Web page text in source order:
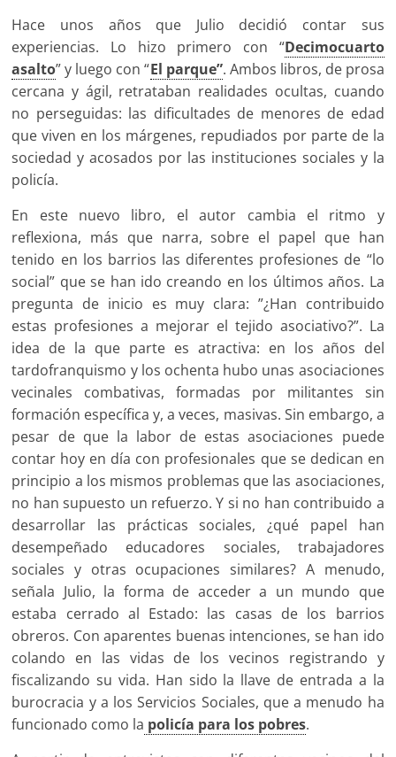
Hace unos años que Julio decidió contar sus
experiencias. Lo hizo primero con “Decimocuarto
asalto” y luego con “El parque”. Ambos libros, de prosa
cercana y ágil, retrataban realidades ocultas, cuando
no perseguidas: las dificultades de menores de edad
que viven en los márgenes, repudiados por parte de la
sociedad y acosados por las instituciones sociales y la
policía.
En este nuevo libro, el autor cambia el ritmo y
reflexiona, más que narra, sobre el papel que han
tenido en los barrios las diferentes profesiones de “lo
social” que se han ido creando en los últimos años. La
pregunta de inicio es muy clara: ”¿Han contribuido
estas profesiones a mejorar el tejido asociativo?”. La
idea de la que parte es atractiva: en los años del
tardofranquismo y los ochenta hubo unas asociaciones
vecinales combativas, formadas por militantes sin
formación específica y, a veces, masivas. Sin embargo, a
pesar de que la labor de estas asociaciones puede
contar hoy en día con profesionales que se dedican en
principio a los mismos problemas que las asociaciones,
no han supuesto un refuerzo. Y si no han contribuido a
desarrollar las prácticas sociales, ¿qué papel han
desempeñado educadores sociales, trabajadores
sociales y otras ocupaciones similares? A menudo,
señala Julio, la forma de acceder a un mundo que
estaba cerrado al Estado: las casas de los barrios
obreros. Con aparentes buenas intenciones, se han ido
colando en las vidas de los vecinos registrando y
fiscalizando su vida. Han sido la llave de entrada a la
burocracia y a los Servicios Sociales, que a menudo ha
funcionado como la policía para los pobres.